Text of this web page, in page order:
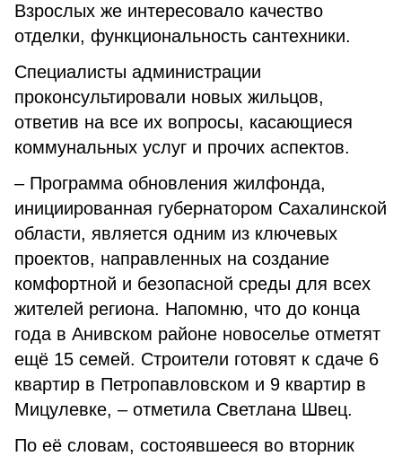
Взрослых же интересовало качество
отделки, функциональность сантехники.
Специалисты администрации
проконсультировали новых жильцов,
ответив на все их вопросы, касающиеся
коммунальных услуг и прочих аспектов.
– Программа обновления жилфонда,
инициированная губернатором Сахалинской
области, является одним из ключевых
проектов, направленных на создание
комфортной и безопасной среды для всех
жителей региона. Напомню, что до конца
года в Анивском районе новоселье отметят
ещё 15 семей. Строители готовят к сдаче 6
квартир в Петропавловском и 9 квартир в
Мицулевке, – отметила Светлана Швец.
По её словам, состоявшееся во вторник